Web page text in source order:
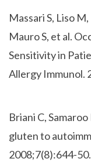
Massari S, Liso
Mauro S, et al.
Sensitivity in
Allergy Immunol.
Briani C,
gluten to
2008;7(8):644-50.